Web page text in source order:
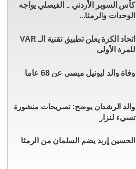
كأس السوبر الأردني .. الفيصلي يواجه
الوحدات والرمثا...
اتحاد الكرة يعلن تطبيق تقنية الـ VAR
للمرة الأولى
وفاة والد ليونيل ميسي عن 68 عاما
والد الرشدان يوضح: تصريحات منشورة
تسيء لنزار
الحسين إربد يضم السلمان من الرمثا